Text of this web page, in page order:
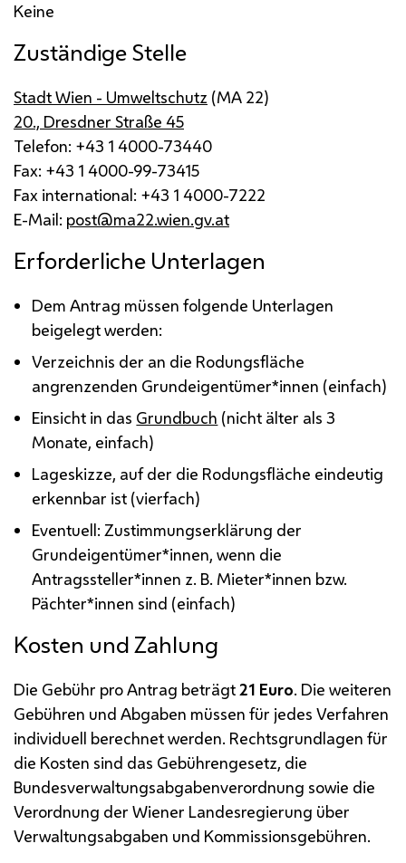
Keine
Zuständige Stelle
Stadt Wien - Umweltschutz (MA 22)
20., Dresdner Straße 45
Telefon: +43 1 4000-73440
Fax: +43 1 4000-99-73415
Fax international: +43 1 4000-7222
E-Mail: post@ma22.wien.gv.at
Erforderliche Unterlagen
Dem Antrag müssen folgende Unterlagen
beigelegt werden:
Verzeichnis der an die Rodungsfläche
angrenzenden Grundeigentümer*innen (einfach)
Einsicht in das Grundbuch (nicht älter als 3
Monate, einfach)
Lageskizze, auf der die Rodungsfläche eindeutig
erkennbar ist (vierfach)
Eventuell: Zustimmungserklärung der
Grundeigentümer*innen, wenn die
Antragssteller*innen z. B. Mieter*innen bzw.
Pächter*innen sind (einfach)
Kosten und Zahlung
Die Gebühr pro Antrag beträgt 21 Euro. Die weiteren
Gebühren und Abgaben müssen für jedes Verfahren
individuell berechnet werden. Rechtsgrundlagen für
die Kosten sind das Gebührengesetz, die
Bundesverwaltungsabgabenverordnung sowie die
Verordnung der Wiener Landesregierung über
Verwaltungsabgaben und Kommissionsgebühren.